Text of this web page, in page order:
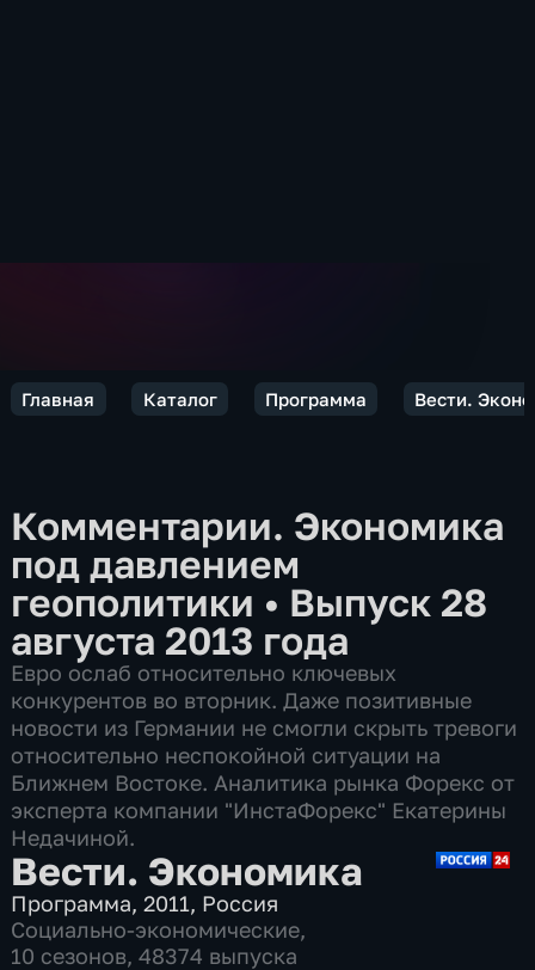
Главная Каталог Программа Вести.
Комментарии. Экономика
под давлением
геополитики • Выпуск 28
августа 2013 года
Евро ослаб относительно ключевых
конкурентов во вторник. Даже позитивные
новости из Германии не смогли скрыть тревоги
относительно неспокойной ситуации на
Ближнем Востоке. Аналитика рынка Форекс от
эксперта компании "ИнстаФорекс" Екатерины
Недачиной.
Вести. Экономика
Программа,2011, Россия
Социально-экономические,
10 сезонов, 48374 выпуска